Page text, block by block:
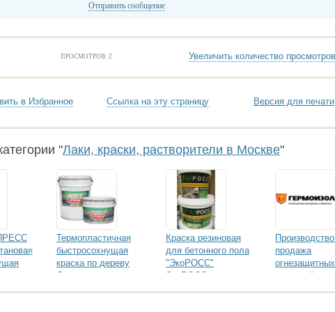
Отправить сообщение
ПРОСМОТРОВ: 2 Увеличить количество просмотров
в Избранное Ссылка на эту страницу Версия для печати
"Лаки, краски, растворители в Москве"
Термопластичная
быстросохнущая
краска по дереву
Древощит
Краска резиновая
для бетонного пола
"ЭкоРОСС"
ЭкоРОСС
продажа
огнезащитных
покрытий.